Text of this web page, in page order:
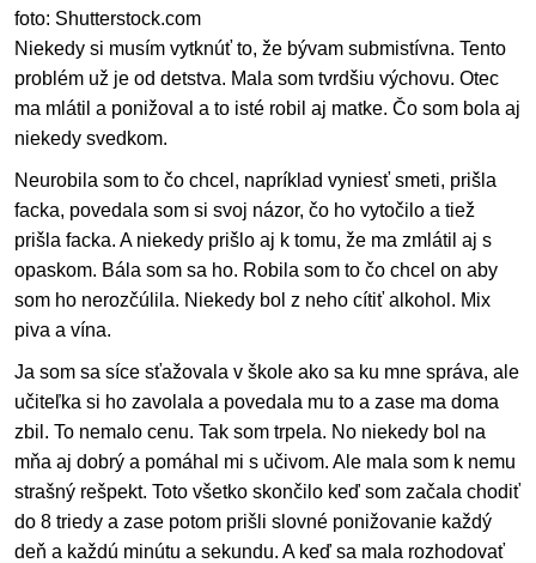
foto: Shutterstock.com
Niekedy si musím vytknúť to, že bývam submistívna. Tento
problém už je od detstva. Mala som tvrdšiu výchovu. Otec
ma mlátil a ponižoval a to isté robil aj matke. Čo som bola aj
niekedy svedkom.
Neurobila som to čo chcel, napríklad vyniesť smeti, prišla
facka, povedala som si svoj názor, čo ho vytočilo a tiež
prišla facka. A niekedy prišlo aj k tomu, že ma zmlátil aj s
opaskom. Bála som sa ho. Robila som to čo chcel on aby
som ho nerozčúlila. Niekedy bol z neho cítiť alkohol. Mix
piva a vína.
Ja som sa síce sťažovala v škole ako sa ku mne správa, ale
učiteľka si ho zavolala a povedala mu to a zase ma doma
zbil. To nemalo cenu. Tak som trpela. No niekedy bol na
mňa aj dobrý a pomáhal mi s učivom. Ale mala som k nemu
strašný rešpekt. Toto všetko skončilo keď som začala chodiť
do 8 triedy a zase potom prišli slovné ponižovanie každý
deň a každú minútu a sekundu. A keď sa mala rozhodovať